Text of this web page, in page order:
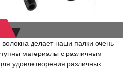
волокна делает наши палки очень
материалы с различным
удовлетворения различных